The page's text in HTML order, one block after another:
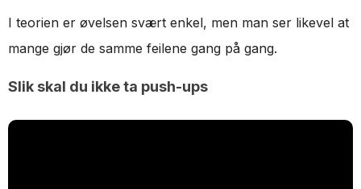
I teorien er øvelsen svært enkel, men man ser likevel at
mange gjør de samme feilene gang på gang.
Slik skal du ikke ta push-ups